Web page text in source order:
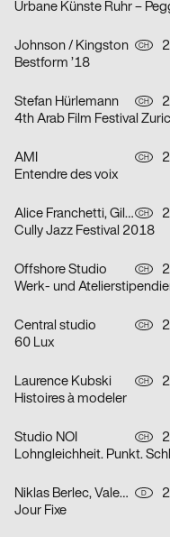
Johnson / Kingston CH
Bestform ’18
Stefan Hürlemann CH
4th Arab Film Festival
AMI CH
Entendre des voix
Alice Franchetti, Giliane Cachin CH
Cully Jazz Festival 2018
Offshore Studio CH
Central studio CH
60 Lux
Laurence Kubski CH
Histoires à modeler
Studio NOI CH
Lohngleichheit. Punkt.
Niklas Berlec, Valentin Alisch D
Jour Fixe